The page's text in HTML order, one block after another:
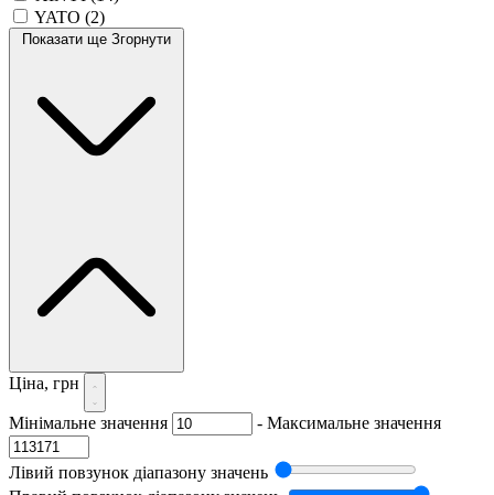
YATO (2)
Показати ще Згорнути
Ціна, грн
Мінімальне значення - Максимальне значення
Лівий повзунок діапазону значень